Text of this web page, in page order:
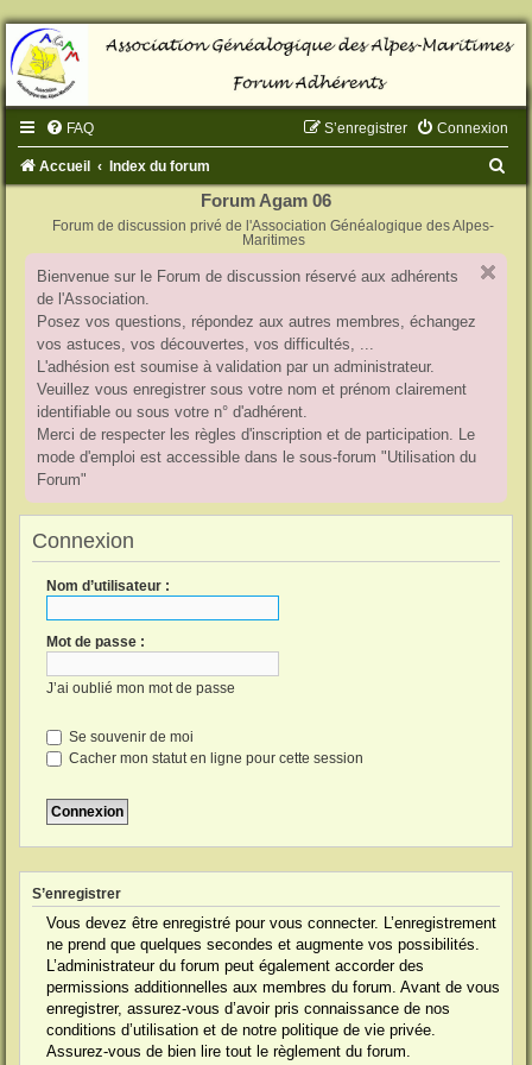
FAQ Connexion
S’enregistrer
Accueil Index du forum
Forum Agam 06
Forum de discussion privé de l'Association Généalogique des Alpes-
Maritimes
Bienvenue sur le Forum de discussion réservé aux adhérents
de l'Association.
Posez vos questions, répondez aux autres membres, échangez
vos astuces, vos découvertes, vos difficultés, ...
L'adhésion est soumise à validation par un administrateur.
Veuillez vous enregistrer sous votre nom et prénom clairement
identifiable ou sous votre n° d'adhérent.
Merci de respecter les règles d'inscription et de participation. Le
mode d'emploi est accessible dans le sous-forum "Utilisation du
Forum"
Connexion
Nom d’utilisateur :
Mot de passe :
J’ai oublié mon mot de passe
Se souvenir de moi
Cacher mon statut en ligne pour cette session
S’enregistrer
Vous devez être enregistré pour vous connecter. L’enregistrement
ne prend que quelques secondes et augmente vos possibilités.
L’administrateur du forum peut également accorder des
permissions additionnelles aux membres du forum. Avant de vous
enregistrer, assurez-vous d’avoir pris connaissance de nos
conditions d’utilisation et de notre politique de vie privée.
Assurez-vous de bien lire tout le règlement du forum.